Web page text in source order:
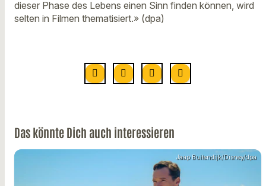
dieser Phase des Lebens einen Sinn finden können, wird
selten in Filmen thematisiert.» (dpa)
Das könnte Dich auch interessieren
Jaap Buitendijk/Disney/dpa